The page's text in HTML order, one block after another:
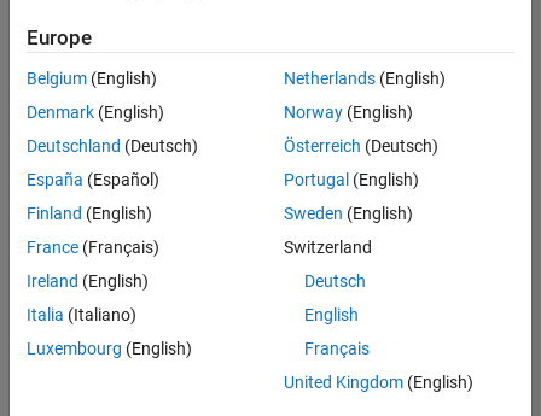
sélectionnées
Les
descriptions
poste
n’ont
pas
été
traduites.
Effectuez
Europe
Belgium (English)
Denmark (English)
Deutschland (Deutsch)
España (Español)
Finland (English)
France (Français)
Ireland (English)
Italia (Italiano)
Luxembourg (English)
Netherlands(English)
Norway(English)
Österreich (Deutsch)
Portugal (English)
Sweden (English)
Switzerland
Deutsch
English
Français
United Kingdom(English)